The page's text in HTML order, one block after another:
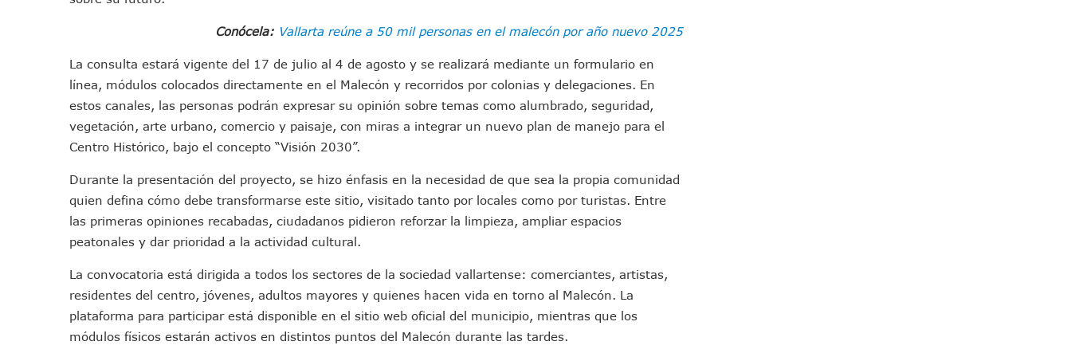
En PV Encabezan Preferencias Morena Y Juan Carlos Castro
Pancho López; En La Mira Del Comité Nacional Del PAN
Cae El “R1”, Presunto Autor Intelectual Del Homicidio De Carlos Manzo
Muere Manolo Solo, Actor De “El Laberinto Del Fauno”, A Los 62 Años
Citan A Siete Integrantes De La Semar Por Investigación Por Huachicol Fiscal
IMSS Invierte 12.6 MDP En Remodelar Urgencias Del Hospital 42 De Puerto Vallarta
Accidente En Un RZR, Principal Hipótesis Por La Muerte De Dos Jóvenes En El Río Ameca
Este Viernes, Lemus Inaugurará El Sistema De Electromovilidad En Puerto Vallarta
Morena Cierra Filas Por La Defensa Del Agua De Calidad En La Zona Metropolitana De Guadalajara
Hallazgo De Yareli Colmenares Tovar Eleva A 4 Cuerpos Encontrados En El Río
Regresa A Puerto Vallarta La Premiación Nacional De La Liga Premier FMF
Ra Aguilar Acompaña A Cientos De Familias En Las Paseadas De Las Palmas 2026
Conócela: Vallarta reúne a 50 mil personas en el malecón por año nuevo 2025
La consulta estará vigente del 17 de julio al 4 de agosto y se realizará mediante un formulario en
línea, módulos colocados directamente en el Malecón y recorridos por colonias y delegaciones. En
estos canales, las personas podrán expresar su opinión sobre temas como alumbrado, seguridad,
vegetación, arte urbano, comercio y paisaje, con miras a integrar un nuevo plan de manejo para el
Centro Histórico, bajo el concepto “Visión 2030”.
Durante la presentación del proyecto, se hizo énfasis en la necesidad de que sea la propia comunidad
quien defina cómo debe transformarse este sitio, visitado tanto por locales como por turistas. Entre
las primeras opiniones recabadas, ciudadanos pidieron reforzar la limpieza, ampliar espacios
peatonales y dar prioridad a la actividad cultural.
La convocatoria está dirigida a todos los sectores de la sociedad vallartense: comerciantes, artistas,
residentes del centro, jóvenes, adultos mayores y quienes hacen vida en torno al Malecón. La
plataforma para participar está disponible en el sitio web oficial del municipio, mientras que los
módulos físicos estarán activos en distintos puntos del Malecón durante las tardes.